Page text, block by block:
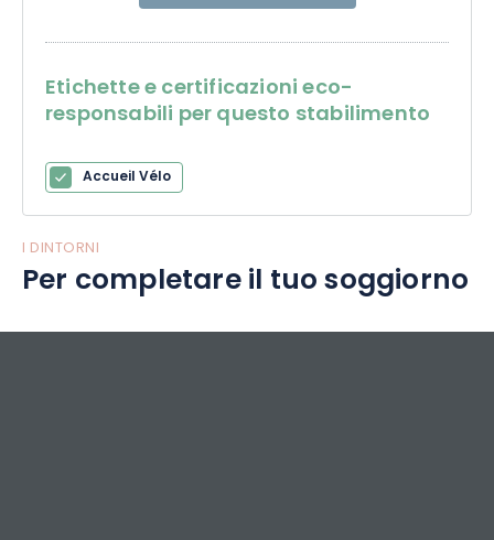
Etichette e certificazioni eco-
responsabili per questo stabilimento
Accueil Vélo
I DINTORNI
Per completare il tuo soggiorno